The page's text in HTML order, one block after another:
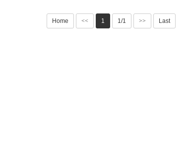
Home << 1 1/1 >> Last